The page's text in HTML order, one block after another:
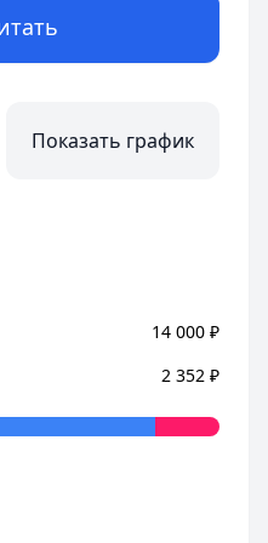
пару минут, все
Показать график
14 000 ₽
2 352 ₽